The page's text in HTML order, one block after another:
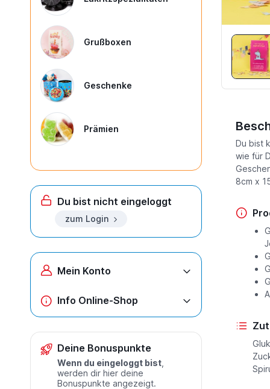
Grußboxen
Geschenke
Prämien
Du bist nicht eingeloggt
zum Login
Mein Konto
Info Online-Shop
Deine Bonuspunkte
Wenn du eingeloggt bist,
werden dir hier deine
Bonuspunkte angezeigt.
Du bist
wie für
8cm x